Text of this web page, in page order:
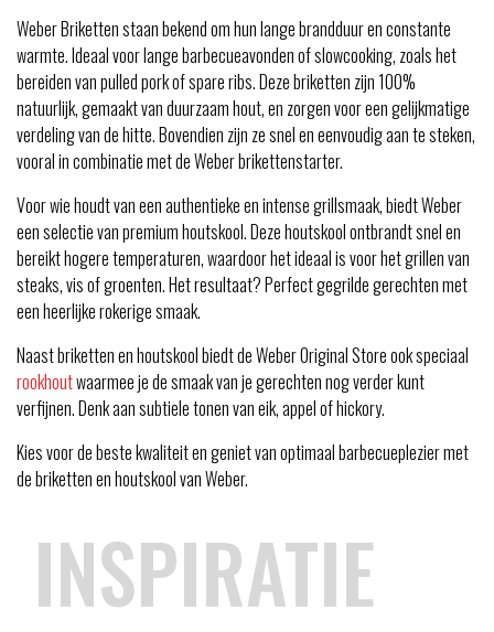
Weber Briketten staan bekend om hun lange brandduur en constante
warmte. Ideaal voor lange barbecueavonden of slowcooking, zoals het
bereiden van pulled pork of spare ribs. Deze briketten zijn 100%
natuurlijk, gemaakt van duurzaam hout, en zorgen voor een gelijkmatige
verdeling van de hitte. Bovendien zijn ze snel en eenvoudig aan te steken,
vooral in combinatie met de Weber brikettenstarter.
Voor wie houdt van een authentieke en intense grillsmaak, biedt Weber
een selectie van premium houtskool. Deze houtskool ontbrandt snel en
bereikt hogere temperaturen, waardoor het ideaal is voor het grillen van
steaks, vis of groenten. Het resultaat? Perfect gegrilde gerechten met
een heerlijke rokerige smaak.
Naast briketten en houtskool biedt de Weber Original Store ook speciaal
rookhoutwaarmee je de smaak van je gerechten nog verder kunt
verfijnen. Denk aan subtiele tonen van eik, appel of hickory.
Kies voor de beste kwaliteit en geniet van optimaal barbecueplezier met
de briketten en houtskool van Weber.
INSPIRATIE